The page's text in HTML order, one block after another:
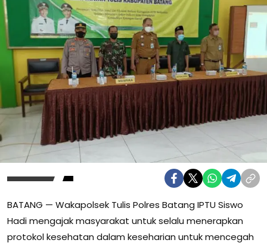
BATANG — Wakapolsek Tulis Polres Batang IPTU Siswo
Hadi mengajak masyarakat untuk selalu menerapkan
protokol kesehatan dalam keseharian untuk mencegah